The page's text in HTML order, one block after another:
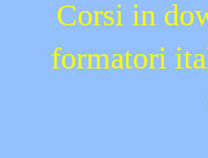
Corsi in
formatori